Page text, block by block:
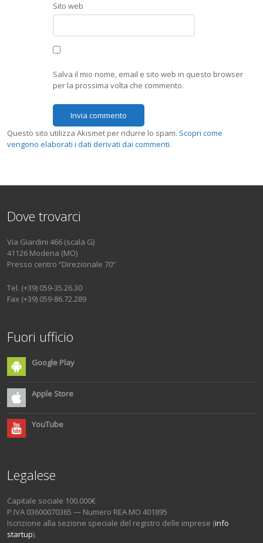
Sito web
Salva il mio nome, email e sito web in questo browser
per la prossima volta che commento.
Questo sito utilizza Akismet per ridurre lo spam. Scopri come
vengono elaborati i dati derivati dai commenti.
Dove trovarci
Via Giardini 466 (scala G)
41126 Modena (MO)
Presso centro “Direzionale 70”
Tel. (+39) 059-35.26.30
Fax (+39) 059-86.72.289
Fuori ufficio
Google Play
Apple Store
YouTube
Legalese
Capitale sociale 100.000€
P.IVA 03600070365 — Numero REA MO 401895
Iscrizione alla sezione speciale del registro delle imprese (info
startup).